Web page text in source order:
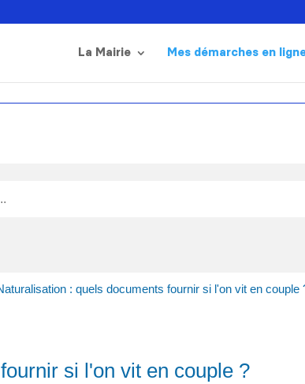
La Mairie Mes démarches en
: quels documents fournir si l'on vit en couple
si l'on vit en couple ?